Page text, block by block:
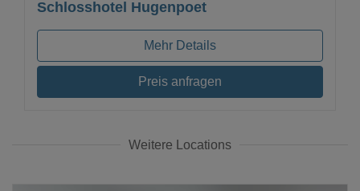
Schlosshotel Hugenpoet
Mehr Details
Preis anfragen
Weitere Locations